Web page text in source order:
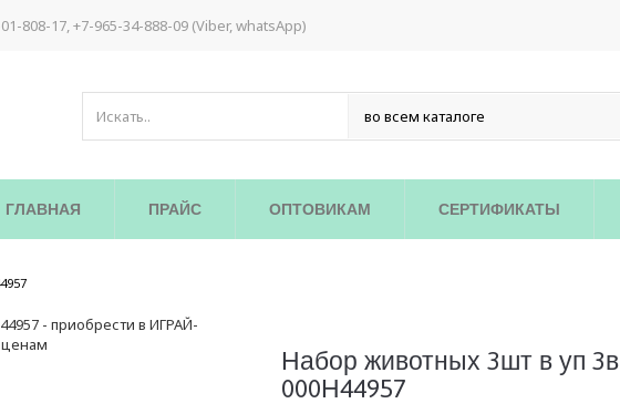
808-17, +7-965-34-888-09 (Viber, whatsApp)
ГЛАВНАЯ ПРАЙС ОПТОВИКАМ СЕРТИФИКАТЫ
Набор животных 3шт в уп 3в
000Н44957